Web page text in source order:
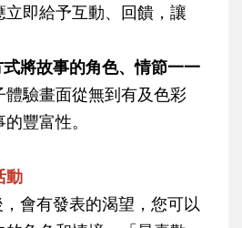
即給予互動、回饋，讓
將故事的角色、情節一一
體驗畫面從無到有及色彩
豐富性。
動
會有發表的渴望，您可以